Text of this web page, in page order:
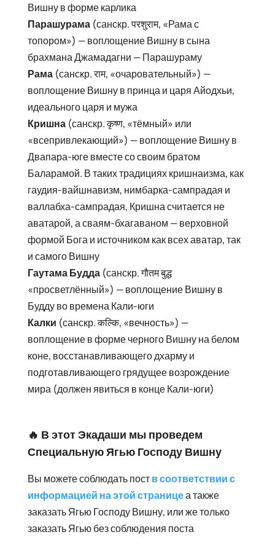
Вишну в форме карлика
Парашурама (санскр. परशुराम, «Рама с
топором») — воплощение Вишну в сына
брахмана Джамадагни — Парашураму
Рама (санскр. राम, «очаровательный») —
воплощение Вишну в принца и царя Айодхьи,
идеального царя и мужа
Кришна (санскр. कृष्ण, «тёмный» или
«всепривлекающий») — воплощение Вишну в
Двапара-юге вместе со своим братом
Баларамой. В таких традициях кришнаизма, как
гаудия-вайшнавизм, нимбарка-сампрадая и
валлабха-сампрадая, Кришна считается не
аватарой, а сваям-бхагаваном — верховной
формой Бога и источником как всех аватар, так
и самого Вишну
Гаутама Будда (санскр. गौतम बुद्ध
«просветлённый») — воплощение Вишну в
Будду во времена Кали-юги
Калки (санскр. कल्कि, «вечность») —
воплощение в форме черного Вишну на белом
коне, восстанавливающего дхарму и
подготавливающего грядущее возрождение
мира (должен явиться в конце Кали-юги)
🔥 В этот Экадаши мы проведем
Специальную Ягью Господу Вишну
Вы можете соблюдать поств соответствии с
информацией на этой страницеа также
заказать Ягью Господу Вишну, или же только
заказать Ягью без соблюдения поста